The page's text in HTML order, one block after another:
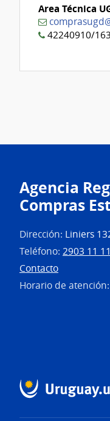
Area Técnica
42240910/163
Agencia
Compras
Dirección: Liniers
Teléfono: 2903 11 11
Contacto
Horario de atención: